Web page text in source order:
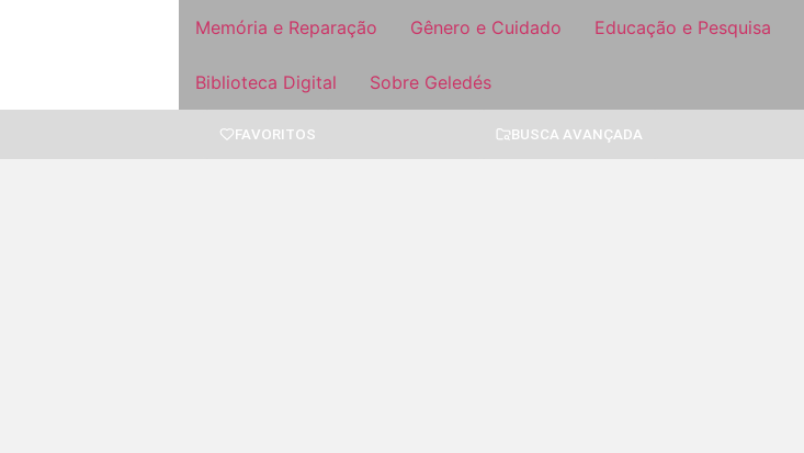
Memória e Reparação Gênero e Cuidado Educação e Pesquisa
Biblioteca Digital Sobre Geledés
FAVORITOS BUSCA AVANÇADA